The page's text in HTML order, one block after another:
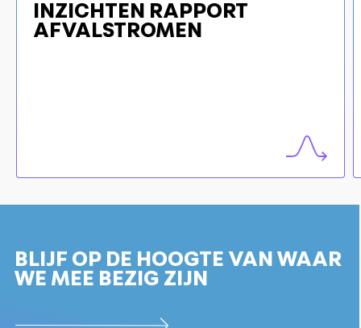
INZICHTEN RAPPORT
AFVALSTROMEN
BLIJF OP DE HOOGTE VAN WAAR
WE MEE BEZIG ZIJN